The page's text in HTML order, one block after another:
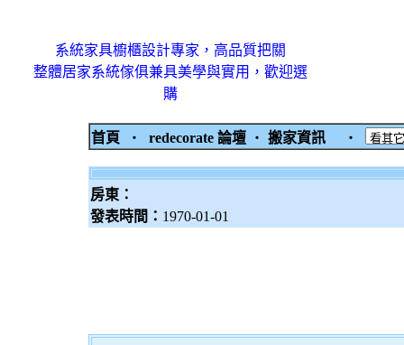
系統家具櫥櫃設計專家，高品質把關
整體居家系統傢俱兼具美學與實用，歡迎選
購
首頁 ‧ redecorate 論壇 ‧ 搬家資訊 ‧
房東：
發表時間： 1970-01-01